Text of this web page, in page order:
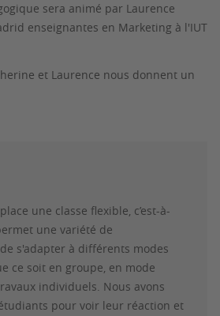
sera animé par Laurence
enseignantes en Marketing à l'IUT
et Laurence nous donnent un
une classe flexible, c’est-à-
une variété de
s'adapter à différents modes
ce soit en groupe, en mode
individuels. Nous avons
pour voir leur réaction et